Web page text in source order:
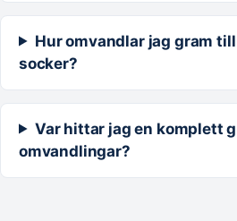
Hur omvandlar jag gram
socker?
Var hittar jag en komplett
omvandlingar?